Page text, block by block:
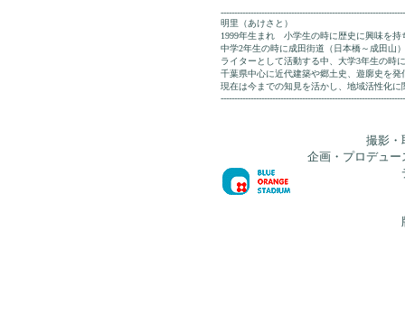
明里（あけさと）
1999年生まれ 小学生の時に歴史に興味を持
中学2年生の時に成田街道（日本橋～成田山
ライターとして活動する中、大学3年生の時
千葉県中心に近代建築や郷土史、遊廓史を
現在は今までの知見を活かし、地域活性化に
撮影・
企画・プロデュー